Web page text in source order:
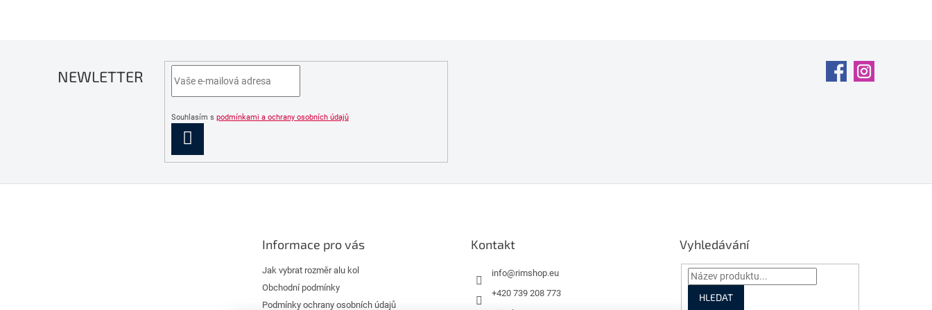
p
NEWLETTER
Souhlasím s podmínkami a ochrany osobních údajů
SE
Informace pro vás
Jak vybrat rozměr alu kol
Obchodní podmínky
Podmínky ochrany osobních údajů
Kontakt
info@rimshop.eu
+420 739 208 773
Vyhledávání
HLEDAT